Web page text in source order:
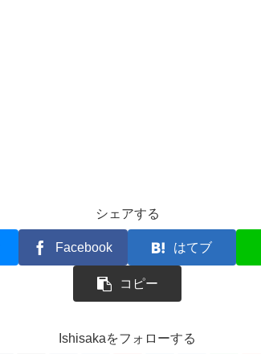
シェアする
Facebook はてブ
コピー
Ishisakaをフォローする